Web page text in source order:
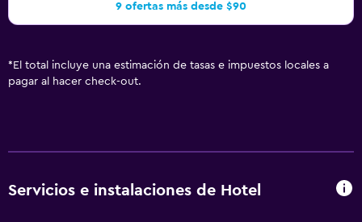
9 ofertas más desde $90
* El total incluye una estimación de tasas e impuestos locales a
pagar al hacer check-out.
Servicios e instalaciones de Hotel